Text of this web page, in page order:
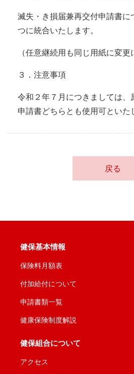
滅失・き損届兼再交付申請書に
つに統合いたします。
（任意継続用も同じ用紙に変更
３．注意事項
令和２年７月につきましては、
申請書どちらとも使用可といた
戻る
健保基本情報
保険料月額表
付加給付について
申請書類一覧
健康保険制度解説
健保組合について
アクセス